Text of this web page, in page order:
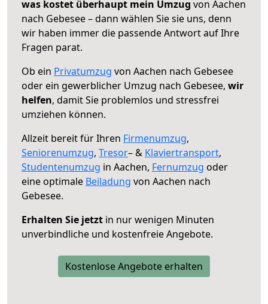
was kostet überhaupt mein Umzug von Aachen
nach Gebesee – dann wählen Sie sie uns, denn
wir haben immer die passende Antwort auf Ihre
Fragen parat.
Ob ein Privatumzug von Aachen nach Gebesee
oder ein gewerblicher Umzug nach Gebesee, wir
helfen, damit Sie problemlos und stressfrei
umziehen können.
Allzeit bereit für Ihren Firmenumzug,
Seniorenumzug, Tresor– & Klaviertransport,
Studentenumzug in Aachen, Fernumzug oder
eine optimale Beiladung von Aachen nach
Gebesee.
Erhalten Sie jetzt in nur wenigen Minuten
unverbindliche und kostenfreie Angebote.
Kostenlose Angebote erhalten